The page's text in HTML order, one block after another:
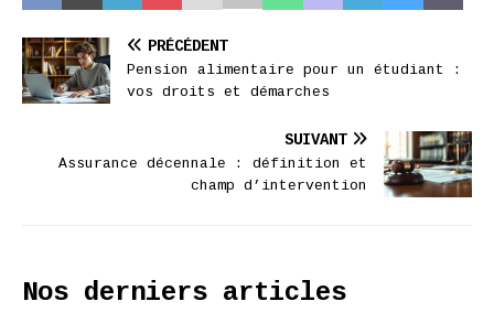
PRÉCÉDENT
Pension alimentaire pour un étudiant :
vos droits et démarches
SUIVANT
Assurance décennale : définition et
champ d’intervention
Nos derniers articles